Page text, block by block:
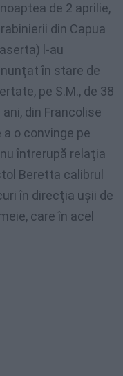
de 2 aprilie,
din Capua
l-au
în stare de
pe S.M., de 38
ani, din Francolise
o convinge pe
întrerupă relaţia
Beretta calibrul
în direcţia uşii de
care în acel